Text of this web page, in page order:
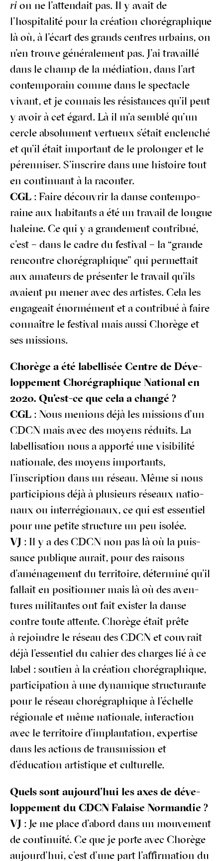
ri on ne l’attendait pas. Il y avait de
l’hospitalité pour la créa­tion cho­ré­gra­phique
là où, à l’écart des grands centres urbains, on
n’en trouve géné­ra­le­ment pas. J’ai tra­vaillé
dans le champ de la média­tion, dans l’art
contem­po­rain comme dans le spec­tacle
vivant, et je connais les résis­tances qu’il peut
y avoir à cet égard. Là il m’a sem­blé qu’un
cercle abso­lu­ment ver­tueux s’était enclen­ché
et qu’il était impor­tant de le pro­lon­ger et le
péren­ni­ser. S’inscrire dans une his­toire tout
en conti­nuant à la raconter.
CGL : Faire décou­vrir la danse contem­po­
raine aux habi­tants a été un tra­vail de longue
haleine. Ce qui y a gran­de­ment contri­bué,
c’est – dans le cadre du fes­ti­val – la “grande
ren­contre cho­ré­gra­phique” qui per­met­tait
aux ama­teurs de pré­sen­ter le tra­vail qu’ils
avaient pu mener avec des artistes. Cela les
enga­geait énor­mé­ment et a contri­bué à faire
connaître le fes­ti­val mais aus­si Cho­rège et
ses missions.
Cho­rège a été label­li­sée Centre de Déve­
lop­pe­ment Cho­ré­gra­phique Natio­nal en
2020. Qu’est-ce que cela a changé ?
CGL : Nous menions déjà les mis­sions d’un
CDCN mais avec des moyens réduits. La
label­li­sa­tion nous a appor­té une visi­bi­li­té
natio­nale, des moyens impor­tants,
l’inscription dans un réseau. Même si nous
par­ti­ci­pions déjà à plu­sieurs réseaux natio­
naux ou inter­ré­gio­naux, ce qui est essen­tiel
pour une petite struc­ture un peu isolée.
VJ : Il y a des CDCN non pas là où la puis­
sance publique aurait, pour des rai­sons
d’aménagement du ter­ri­toire, déter­mi­né qu’il
fal­lait en posi­tion­ner mais là où des aven­
tures mili­tantes ont fait exis­ter la danse
contre toute attente. Cho­rège était prête
à rejoindre le réseau des CDCN et cou­vrait
déjà l’essentiel du cahier des charges lié à ce
label : sou­tien à la créa­tion cho­ré­gra­phique,
par­ti­ci­pa­tion à une dyna­mique struc­tu­rante
pour le réseau cho­ré­gra­phique à l’échelle
régio­nale et même natio­nale, inter­ac­tion
avec le ter­ri­toire d’implantation, exper­tise
dans les actions de trans­mis­sion et
d’éducation artis­tique et culturelle.
Quels sont aujourd’hui les axes de déve­
lop­pe­ment du CDCN Falaise Normandie ?
VJ : Je me place d’abord dans un mou­ve­ment
de conti­nui­té. Ce que je porte avec Cho­rège
aujourd’hui, c’est d’une part l’affirmation du